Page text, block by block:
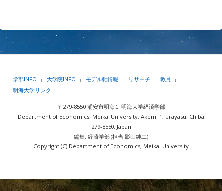
学部INFO | 大学院INFO | モデル軸情報 | リサーチ | 教員 |
明海大学リンク
〒279-8550 浦安市明海１ 明海大学経済学部
Department of Economics, Meikai University, Akemi 1, Urayasu, Chiba
279-8550, Japan
編集: 経済学部 (担当 影山純二)
Copyright (C) Department of Economics, Meikai University